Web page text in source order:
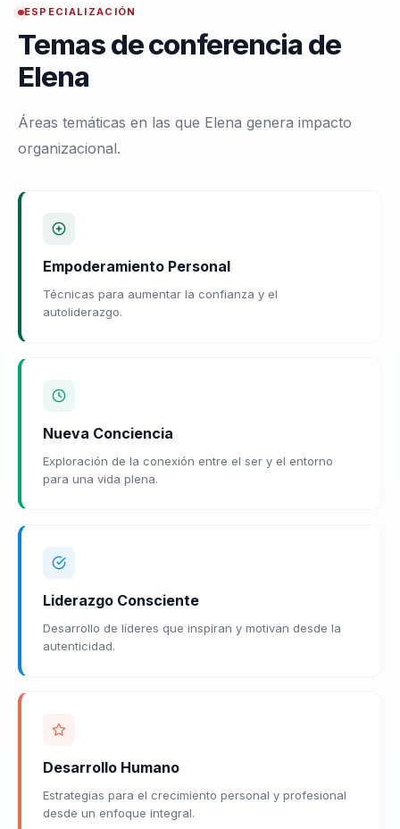
ESPECIALIZACIÓN
Temas de conferencia de
Elena
Áreas temáticas en las que Elena genera impacto
organizacional.
Empoderamiento Personal
Técnicas para aumentar la confianza y el
autoliderazgo.
Nueva Conciencia
Exploración de la conexión entre el ser y el entorno
para una vida plena.
Liderazgo Consciente
Desarrollo de líderes que inspiran y motivan desde la
autenticidad.
Desarrollo Humano
Estrategias para el crecimiento personal y profesional
desde un enfoque integral.